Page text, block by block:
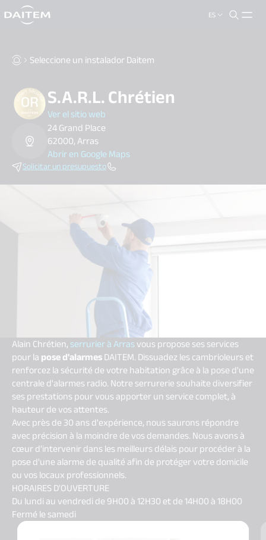
ES
search.label
Seleccione un instalador Daitem
S.A.R.L. Chrétien
Ver el sitio web
24 Grand Place
62000, Arras
Abrir en Google Maps
Solicitar un presupuesto
Alain Chrétien,serrurier à Arrasvous propose ses services
pour lapose d'alarmesDAITEM. Dissuadez les cambrioleurs et
renforcez la sécurité de votre habitation grâce à la pose d'une
centrale d'alarmes radio. Notre serrurerie souhaite diversifier
ses prestations pour vous apporter un service complet, à
hauteur de vos attentes.
Avec près de 30 ans d'expérience, nous saurons répondre
avec précision à la moindre de vos demandes. Nous avons à
cœur d'intervenir dans les meilleurs délais pour procéder à la
pose d'une alarme de qualité afin de protéger votre domicile
ou vos locaux professionnels.
HORAIRES D'OUVERTURE
Du lundi au vendredi de 9H00 à 12H30 et de 14H00 à 18H00
Fermé le samedi